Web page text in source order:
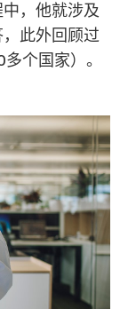
，他就涉及
此外回顾过
个国家）。